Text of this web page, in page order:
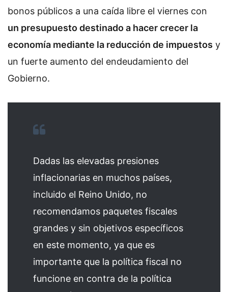
bonos públicos a una caída libre el viernes con
un presupuesto destinado a hacer crecer la
economía mediante la reducción de impuestos y
un fuerte aumento del endeudamiento del
Gobierno.
Dadas las elevadas presiones
inflacionarias en muchos países,
incluido el Reino Unido, no
recomendamos paquetes fiscales
grandes y sin objetivos específicos
en este momento, ya que es
importante que la política fiscal no
funcione en contra de la política